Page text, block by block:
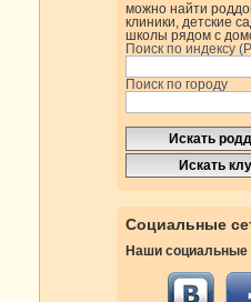
можно найти
клиники, детские
школы рядом с
Поиск по индексу
Поиск по городу
Социальные
Наши социальные